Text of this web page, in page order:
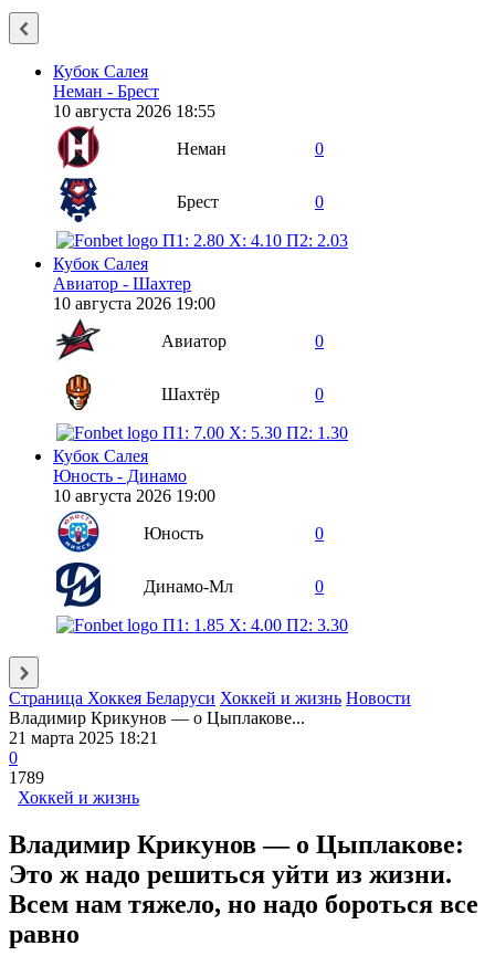
Кубок Салея
Неман - Брест
10 августа 2026 18:55
Неман
0
Брест 0
П1: 2.80 X: 4.10 П2: 2.03
Кубок Салея
Авиатор - Шахтер
10 августа 2026 19:00
Авиатор
0
Шахтёр 0
П1: 7.00 X: 5.30 П2: 1.30
Кубок Салея
Юность - Динамо
10 августа 2026 19:00
Юность
0
Динамо-Мл 0
П1: 1.85 X: 4.00 П2: 3.30
Страница Хоккея Беларуси Хоккей и жизнь Новости
Владимир Крикунов — о Цыплакове...
21 марта 2025 18:21
0
1789
Хоккей и жизнь
Владимир Крикунов — о Цыплакове:
Это ж надо решиться уйти из жизни.
Всем нам тяжело, но надо бороться все
равно